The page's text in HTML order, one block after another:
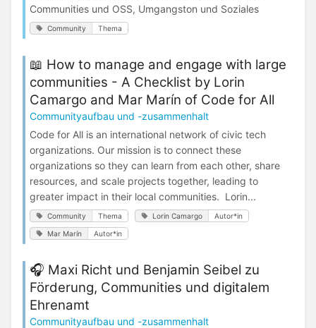
Communities und OSS, Umgangston und Soziales
Community Thema
📖 How to manage and engage with large
communities - A Checklist by Lorin
Camargo and Mar Marín of Code for All
Communityaufbau und -zusammenhalt
Code for All is an international network of civic tech
organizations. Our mission is to connect these
organizations so they can learn from each other, share
resources, and scale projects together, leading to
greater impact in their local communities. Lorin...
Community Thema Lorin Camargo Autor*in
Mar Marín Autor*in
🎧 Maxi Richt und Benjamin Seibel zu
Förderung, Communities und digitalem
Ehrenamt
Communityaufbau und -zusammenhalt